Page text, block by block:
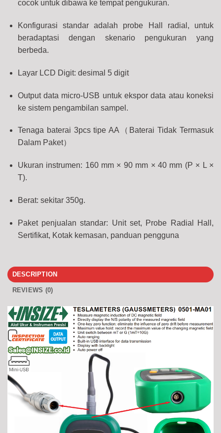
cocok untuk dibawa ke tempat pengukuran.
Konfigurasi standar adalah probe Hall radial, untuk
beradaptasi dengan skenario pengukuran yang
berbeda.
Layar LCD Digit: desimal 5 digit
Output data micro-USB untuk ekspor data atau koneksi
ke sistem pengambilan sampel.
Tenaga baterai 3pcs tipe AA （ Baterai Tidak Termasuk
Dalam Paket）
Ukuran instrumen: 160 mm × 90 mm × 40 mm (P × L ×
T).
Berat: sekitar 350g.
Paket penjualan standar: Unit set, Probe Radial Hall,
Sertifikat, Kotak kemasan, panduan pengguna
DESCRIPTION
REVIEWS (0)